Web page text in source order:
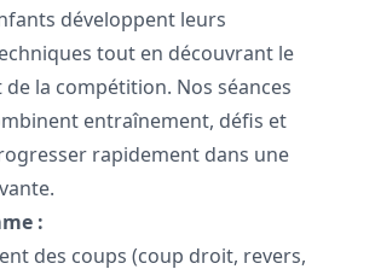
développent leurs
tout en découvrant le
la compétition. Nos séances
entraînement, défis et
rapidement dans une
:
des coups (coup droit, revers,